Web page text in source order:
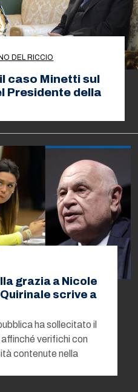
DEL RICCIO
caso Minetti sul
Presidente della
grazia a Nicole
scrive a
ha sollecitato il
verifichi con
contenute nella